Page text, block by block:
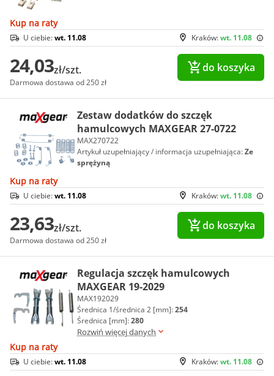
Kup na raty
Kraków:wt. 11.08
U ciebie:wt. 11.08
24,03zł/szt.
Darmowa dostawa od 250 zł
do koszyka
Zestaw dodatków do szczęk
hamulcowych MAXGEAR 27-0722
MAX270722
Artykuł uzupełniający / informacja uzupełniająca:Ze
sprężyną
Kup na raty
Kraków:wt. 11.08
U ciebie:wt. 11.08
23,63zł/szt.
Darmowa dostawa od 250 zł
do koszyka
Regulacja szczęk hamulcowych
MAXGEAR 19-2029
MAX192029
Średnica 1/średnica 2 [mm]:254
Średnica [mm]:280
Rozwiń więcej danych
Kup na raty
Kraków:wt. 11.08
U ciebie:wt. 11.08